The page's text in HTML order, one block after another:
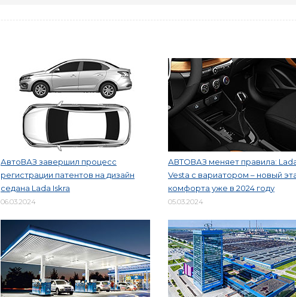
АвтоВАЗ завершил процесс
регистрации патентов на дизайн
седана Lada Iskra
06.03.2024
АВТОВАЗ меняет правила:
Vesta с вариатором – новый
комфорта уже в 2024 году
05.03.2024